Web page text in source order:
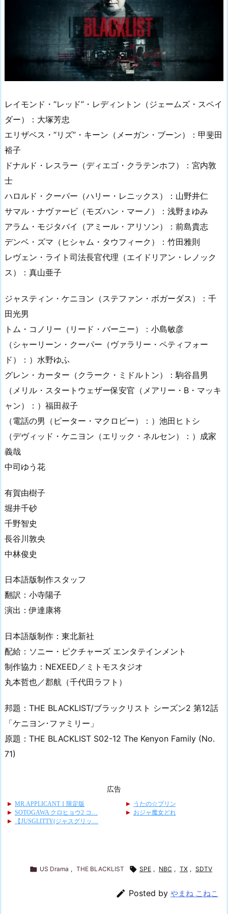
レイモンド・“レッド”・レディントン（ジェームズ・スペイ
ダー）：大塚芳忠
エリザベス・“リズ”・キーン（メーガン・ブーン）：甲斐田
裕子
ドナルド・レスラー（ディエゴ・クラテンホフ）：宮内敦
士
ハロルド・クーパー（ハリー・レニックス）：山野井仁
サマル・ナヴァービ（モズハン・マーノ）：浅野まゆみ
アラム・モジタバイ（アミール・アリソン）：前島貴志
デンベ・ズマ（ヒシャム・タウフィーク）：竹田雅則
レヴェン・ライト司法長官代理（エイドリアン・レノック
ス）：真山亜子
ジャスティン・ケニヨン（ステファン・ボガーダス）：千
田光男
トム・コノリー（リード・バーニー）：小島敏彦
（シャーリーン・クーパー（ヴァラリー・ペティフォー
ド）：）水野ゆふ
グレン・カーター（クラーク・ミドルトン）：駒谷昌男
（メリル・スタートウェザー保安官（メアリー・B・マッキ
ャン）：）福田叔子
（電話の男（ピーター・マクロビー）：）池田ヒトシ
（デヴィッド・ケニヨン（エリック・ネルセン）：）成家
義哉
中司ゆう花
有賀由樹子
堀井千砂
千野智史
長谷川敦央
中林俊史
日本語版制作スタッフ
翻訳：小寺陽子
演出：伊達康将
日本語版制作：東北新社
配給：ソニー・ピクチャーズ エンタテインメント
制作協力：NEXEED／ミトモスタジオ
丸本哲也／郡航（千代田ラフト）
邦題：THE BLACKLIST/ブラックリスト シーズン2 第12話
「ケニヨン･ファミリー」
原題：THE BLACKLIST S02-12 The Kenyon Family (No.
71)
広告
 US Drama , THE BLACKLIST  SPE , NBC , TX , SDTV
 Posted by やまね こねこ